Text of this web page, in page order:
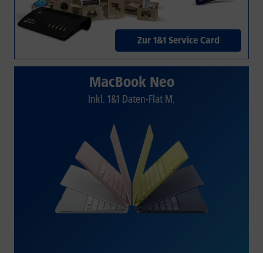
Zur 1&1 Service Card
MacBook Neo
Inkl. 1&1 Daten-Flat M.